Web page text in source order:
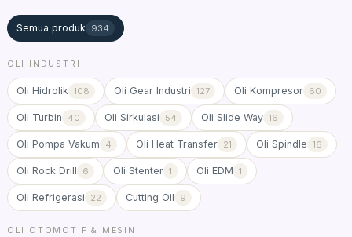
Semua produk 934
OLI INDUSTRI
Oli Hidrolik 108 Oli Gear Industri 127 Oli Kompresor 60
Oli Turbin 40 Oli Sirkulasi 54 Oli Slide Way 16
Oli Pompa Vakum 4 Oli Heat Transfer 21 Oli Spindle 16
Oli Rock Drill 6 Oli Stenter 1 Oli EDM 1
Oli Refrigerasi 22 Cutting Oil 9
OLI OTOMOTIF & MESIN